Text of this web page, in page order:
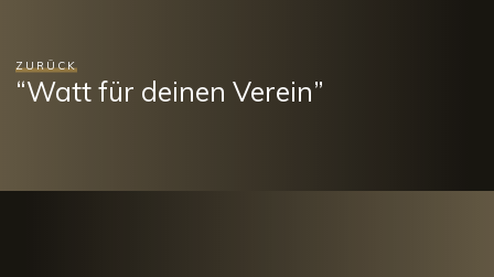
ZURÜCK
“Watt für deinen Verein”